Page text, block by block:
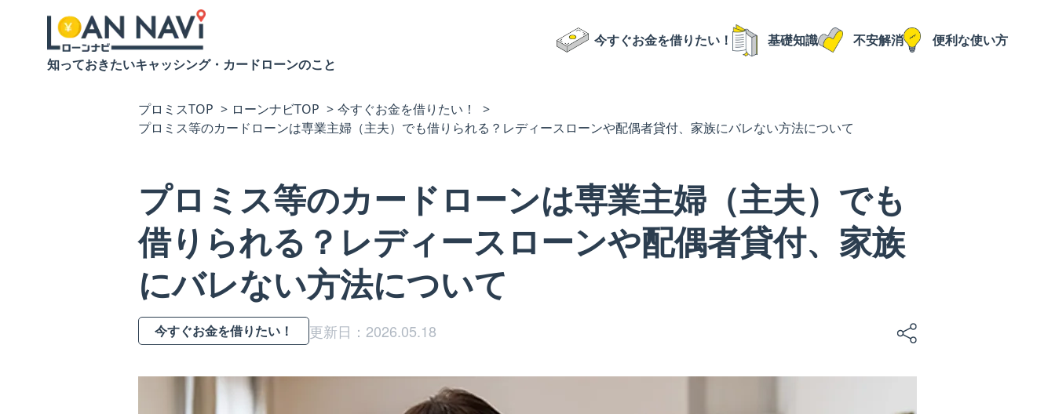
知っておきたいキャッシング・カードローンのこと
今すぐお金を借りたい！ 基礎知識 不安解消 便利な使い方
プロミスTOP ローンナビTOP
今すぐお金を借りたい！
プロミス等のカードローンは専業主婦（主夫）でも借りられる？レディースローンや配偶者貸付、家族にバレない方法について
プロミス等のカードローンは専業主婦（主夫）でも
借りられる？レディースローンや配偶者貸付、家族
にバレない方法について
今すぐお金を借りたい！ 更新日：2026.05.18